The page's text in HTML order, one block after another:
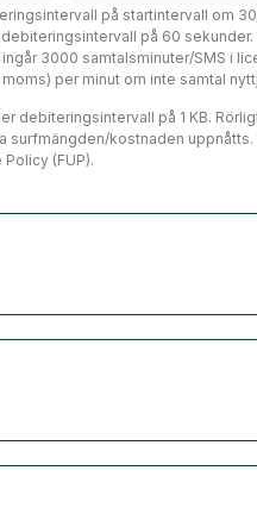
på startintervall om
på 60
3000 samtalsminuter/SMS
per minut om inte samtal
debiteringsintervall på 1 KB.
kostnaden
(FUP).